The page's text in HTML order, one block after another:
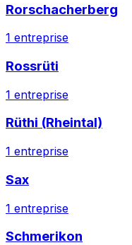
Rorschacherberg
1 entreprise
Rossrüti
1 entreprise
Rüthi (Rheintal)
1 entreprise
Sax
1 entreprise
Schmerikon